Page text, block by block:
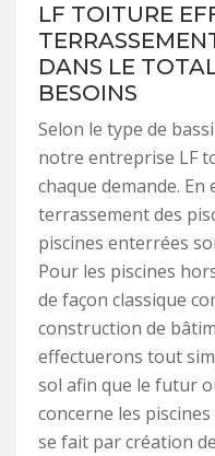
LF TOITURE
DANS LE
BESOINS
Selon le type de
notre entreprise LF
chaque demande.
terrassement des
piscines enterrées
Pour les piscines
de façon classique
construction de
effectuerons tout
sol afin que le futur
concerne les
se fait par création